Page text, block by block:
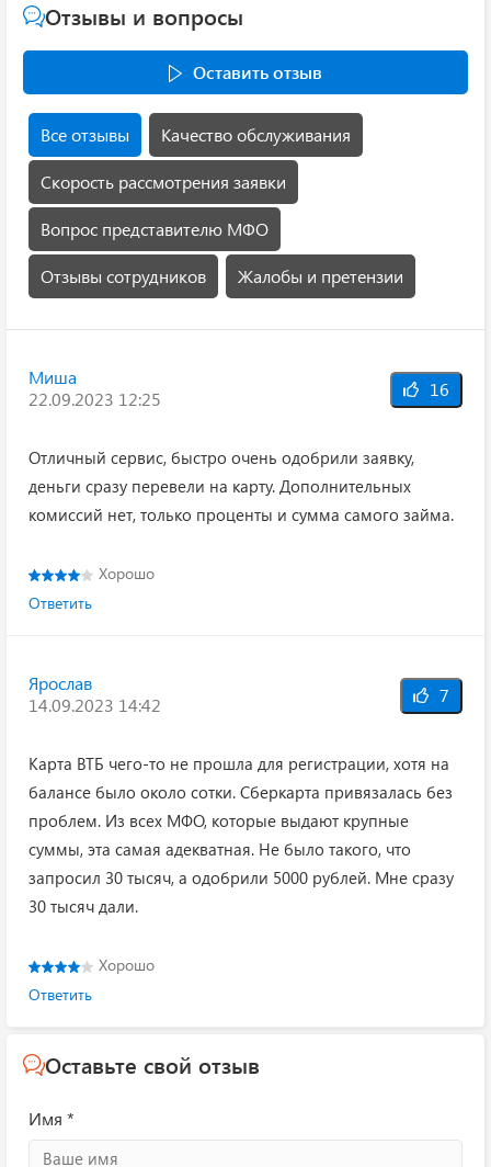
Отзывы и вопросы
Оставить отзыв
Все отзывы Качество обслуживания
Скорость рассмотрения заявки
Вопрос представителю МФО
Отзывы сотрудников Жалобы и претензии
Миша
22.09.2023 12:25
16
Отличный сервис, быстро очень одобрили заявку,
деньги сразу перевели на карту. Дополнительных
комиссий нет, только проценты и сумма самого займа.
Хорошо
Ответить
Ярослав
14.09.2023 14:42
7
Карта ВТБ чего-то не прошла для регистрации, хотя на
балансе было около сотки. Сберкарта привязалась без
проблем. Из всех МФО, которые выдают крупные
суммы, эта самая адекватная. Не было такого, что
запросил 30 тысяч, а одобрили 5000 рублей. Мне сразу
30 тысяч дали.
Хорошо
Ответить
Оставьте свой отзыв
Имя *